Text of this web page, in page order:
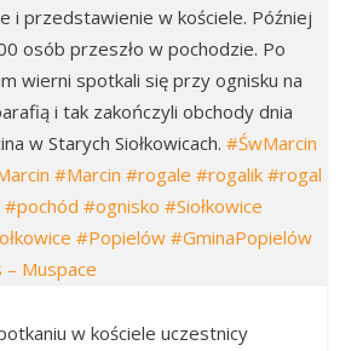
i przedstawienie w kościele. Później
osób przeszło w pochodzie. Po
wierni spotkali się przy ognisku na
i tak zakończyli obchody dnia
w Starych Siołkowicach.#ŚwMarcin
#Marcin #rogale #rogalik #rogal
#pochód #ognisko #Siołkowice
#Popielów #GminaPopielów
Muspace
w kościele uczestnicy